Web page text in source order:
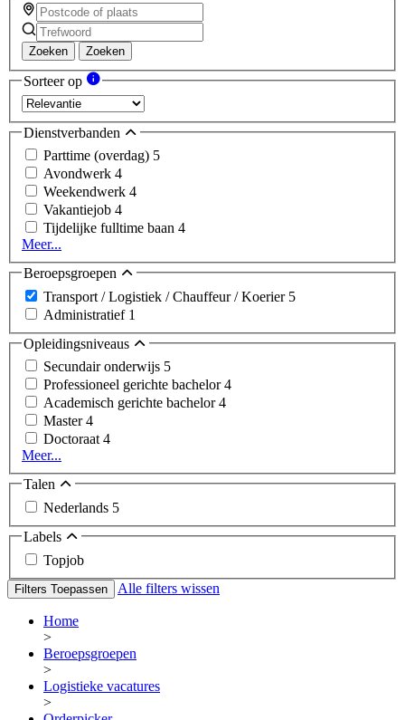
Zoeken Zoeken
Sorteer op
Dienstverbanden
Parttime (overdag) 5
Avondwerk 4
Weekendwerk 4
Vakantiejob 4
Tijdelijke fulltime baan 4
Meer...
Beroepsgroepen
Transport / Logistiek / Chauffeur / Koerier 5
Administratief 1
Opleidingsniveaus
Secundair onderwijs 5
Professioneel gerichte bachelor4
Academisch gerichte bachelor4
Master4
Doctoraat4
Meer...
Talen
Nederlands 5
Labels
Topjob
Filters Toepassen Alle filters wissen
Home
>
Beroepsgroepen
>
Logistieke vacatures
>